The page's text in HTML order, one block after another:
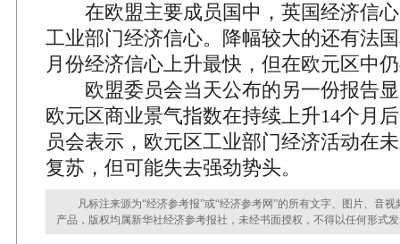
在欧盟主要成员国中，英国经济信心
工业部门经济信心。降幅较大的还有法
月份经济信心上升最快，但在欧元区中
欧盟委员会当天公布的另一份报告显
欧元区商业景气指数在持续上升14个月
员会表示，欧元区工业部门经济活动在
复苏，但可能失去强劲势头。
凡标注来源为“经济参考报”或“经济参考网”的所有文字、图片、音视
产品，版权均属新华社经济参考报社，未经书面授权，不得以任何形式